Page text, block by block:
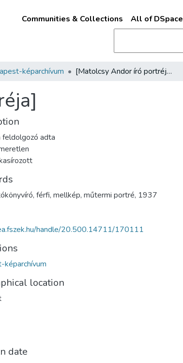
Communities & Collections All of DSpace
képarchívum [Matolcsy Andor író portréja]
feldolgozó adta
, férfi, mellkép, műtermi portré, 1937
handle/20.500.14711/170111
képarchívum
location
date